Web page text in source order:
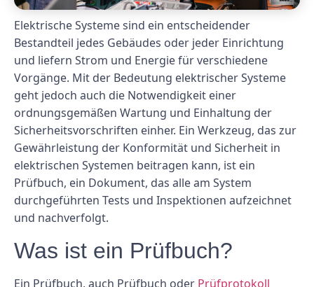
Elektrische Systeme sind ein entscheidender
Bestandteil jedes Gebäudes oder jeder Einrichtung
und liefern Strom und Energie für verschiedene
Vorgänge. Mit der Bedeutung elektrischer Systeme
geht jedoch auch die Notwendigkeit einer
ordnungsgemäßen Wartung und Einhaltung der
Sicherheitsvorschriften einher. Ein Werkzeug, das zur
Gewährleistung der Konformität und Sicherheit in
elektrischen Systemen beitragen kann, ist ein
Prüfbuch, ein Dokument, das alle am System
durchgeführten Tests und Inspektionen aufzeichnet
und nachverfolgt.
Was ist ein Prüfbuch?
Ein Prüfbuch, auch Prüfbuch oder Prüfprotokoll